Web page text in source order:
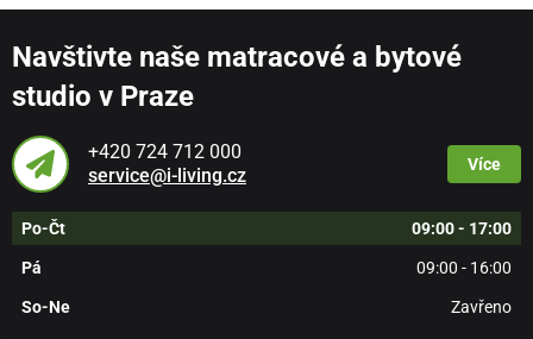
Navštivte naše matracové a bytové
studio v Praze
+420 724 712 000
service@i-living.cz
Více
Po-Čt 09:00 - 17:00
Pá 09:00 - 16:00
So-Ne Zavřeno